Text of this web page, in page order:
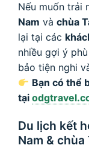
Nếu muốn trải
Nam và chùa
lại tại các
nhiều gợi ý
bảo tiện nghi
Bạn có thể
tại
Du lịch kết
Nam & chùa